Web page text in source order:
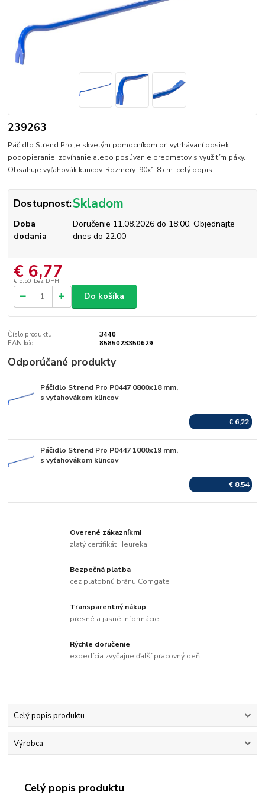
239263
Páčidlo Strend Pro je skvelým pomocníkom pri vytrhávaní dosiek,
podopieranie, zdvíhanie alebo posúvanie predmetov s využitím páky.
Obsahuje vyťahovák klincov. Rozmery: 90x1,8 cm. celý popis
Dostupnosť:Skladom
Doba
dodania
Doručenie 11.08.2026 do 18:00. Objednajte
dnes do 22:00
€ 6,77
€ 5,50 bez DPH
Do košíka
Číslo produktu:
3440
EAN kód:
8585023350629
Odporúčané produkty
Páčidlo Strend Pro P0447 0800x18 mm,
s vyťahovákom klincov
€ 6,22
Páčidlo Strend Pro P0447 1000x19 mm,
s vyťahovákom klincov
€ 8,54
Overené zákazníkmi
zlatý certifikát Heureka
Bezpečná platba
cez platobnú bránu Comgate
Transparentný nákup
presné a jasné informácie
Rýchle doručenie
expedícia zvyčajne ďalší pracovný deň
Celý popis produktu
Výrobca
Celý popis produktu